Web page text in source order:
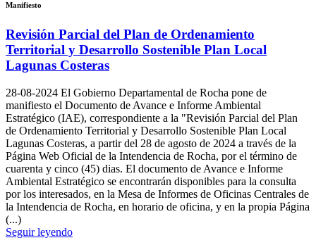
Manifiesto
Revisión Parcial del Plan de Ordenamiento
Territorial y Desarrollo Sostenible Plan Local
Lagunas Costeras
28-08-2024 El Gobierno Departamental de Rocha pone de
manifiesto el Documento de Avance e Informe Ambiental
Estratégico (IAE), correspondiente a la "Revisión Parcial del Plan
de Ordenamiento Territorial y Desarrollo Sostenible Plan Local
Lagunas Costeras, a partir del 28 de agosto de 2024 a través de la
Página Web Oficial de la Intendencia de Rocha, por el término de
cuarenta y cinco (45) dias. El documento de Avance e Informe
Ambiental Estratégico se encontrarán disponibles para la consulta
por los interesados, en la Mesa de Informes de Oficinas Centrales de
la Intendencia de Rocha, en horario de oficina, y en la propia Página
(...)
Seguir leyendo